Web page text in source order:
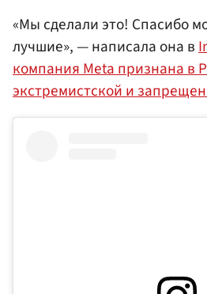
«Мы сделали это! Спасибо
лучшие», — написала она в
компания Meta признана в
экстремистской и